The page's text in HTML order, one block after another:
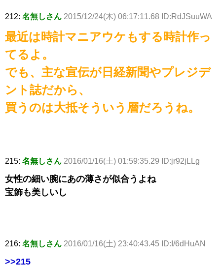
212: 名無しさん 2015/12/24(木) 06:17:11.68 ID:RdJSuuWA
最近は時計マニアウケもする時計作っ
てるよ。
でも、主な宣伝が日経新聞やプレジデ
ント誌だから、
買うのは大抵そういう層だろうね。
215: 名無しさん 2016/01/16(土) 01:59:35.29 ID:jr92jLLg
女性の細い腕にあの薄さが似合うよね
宝飾も美しいし
216: 名無しさん 2016/01/16(土) 23:40:43.45 ID:I/6dHuAN
>>215